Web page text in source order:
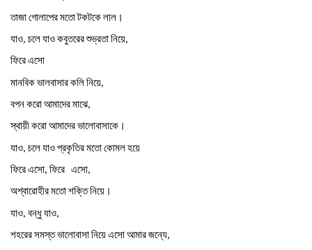
তাজাগোলাপেরমতোটকটকেলাল।
যাও, চলেযাওকবুতরেরশুভ্রতানিয়ে,
ফিরেএসো
মানবিকভালবাসারকলিনিয়ে,
বপনকরোআমাদেরমাঝে,
স্থায়ীকরোআমাদেরভালোবাসাকে।
যাও, চলেযাওপ্রকৃতিরমতোকোমলহয়ে
ফিরেএসো, ফিরে এসো,
অশ্বারোহীরমতোশক্তিনিয়ে।
যাও, বন্ধুযাও,
শহরেরসমস্তভালোবাসানিয়েএসোআমারজন্যে,